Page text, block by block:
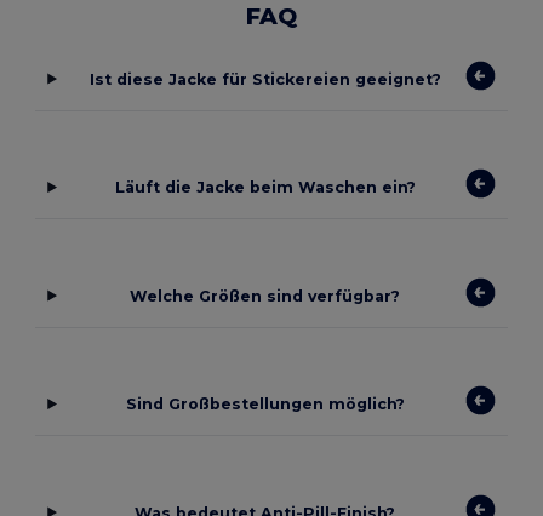
FAQ
Ist diese Jacke für Stickereien geeignet?
Läuft die Jacke beim Waschen ein?
Welche Größen sind verfügbar?
Sind Großbestellungen möglich?